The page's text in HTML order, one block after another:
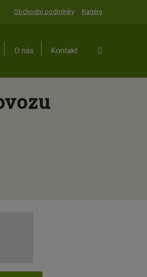
Obchodní podmínky Kariéra
O nás Kontakt